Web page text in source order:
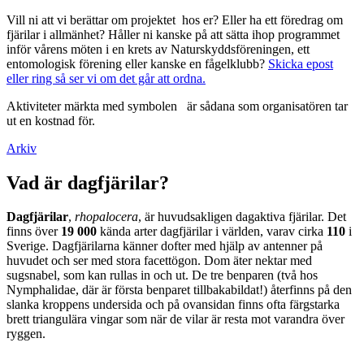
Vill ni att vi berättar om projektet hos er? Eller ha ett föredrag om
fjärilar i allmänhet? Håller ni kanske på att sätta ihop programmet
inför vårens möten i en krets av Naturskyddsföreningen, ett
entomologisk förening eller kanske en fågelklubb? Skicka epost
eller ring så ser vi om det går att ordna.
Aktiviteter märkta med symbolen
är sådana som organisatören tar
ut en kostnad för.
Arkiv
Vad är dagfjärilar?
Dagfjärilar, rhopalocera, är huvudsakligen dagaktiva fjärilar. Det
finns över 19 000 kända arter dagfjärilar i världen, varav cirka 110 i
Sverige. Dagfjärilarna känner dofter med hjälp av antenner på
huvudet och ser med stora facettögon. Dom äter nektar med
sugsnabel, som kan rullas in och ut. De tre benparen (två hos
Nymphalidae, där är första benparet tillbakabildat!) återfinns på den
slanka kroppens undersida och på ovansidan finns ofta färgstarka
brett triangulära vingar som när de vilar är resta mot varandra över
ryggen.